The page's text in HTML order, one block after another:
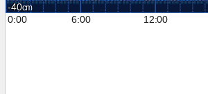
-40
0:00
6:00 12:00